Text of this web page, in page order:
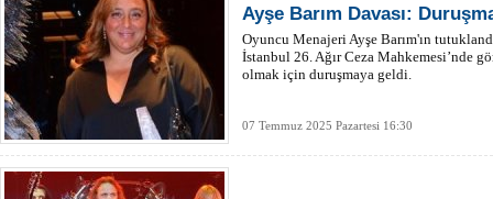
Ayşe Barım Davası:
Oyuncu Menajeri Ayşe Barım'ın
İstanbul 26. Ağır Ceza Mahkemesi’nde
olmak için duruşmaya geldi.
07 Temmuz 2025 Pazartesi 16:30